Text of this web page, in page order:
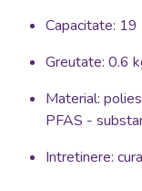
Capacitate: 19
Greutate: 0.6
Material:
PFAS -
Intretinere: